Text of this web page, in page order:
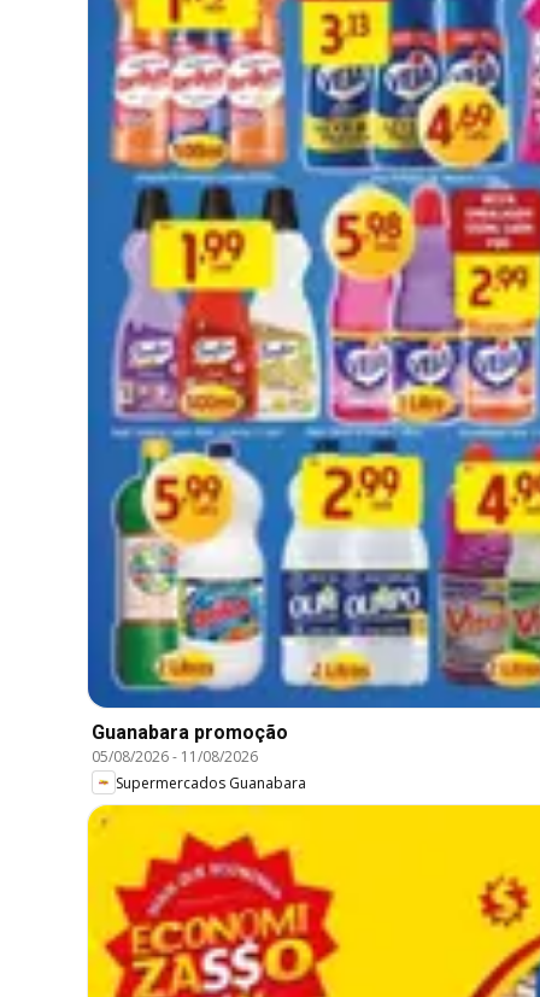
Guanabara promoção
05/08/2026- 11/08/2026
Supermercados Guanabara